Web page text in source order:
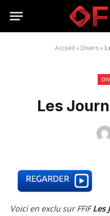
Accueil » Divers»
Les
Voici en exclu sur FFIFLes